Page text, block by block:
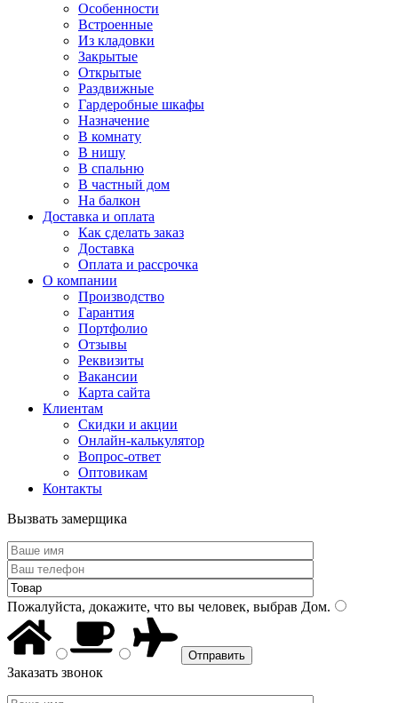
Особенности
Встроенные
Из кладовки
Закрытые
Открытые
Раздвижные
Гардеробные шкафы
Назначение
В комнату
В нишу
В спальню
В частный дом
На балкон
Доставка и оплата
Как сделать заказ
Доставка
Оплата и рассрочка
О компании
Производство
Гарантия
Портфолио
Отзывы
Реквизиты
Вакансии
Карта сайта
Клиентам
Скидки и акции
Онлайн-калькулятор
Вопрос-ответ
Оптовикам
Контакты
Вызвать замерщика
Пожалуйста, докажите, что вы человек, выбрав Дом.
Заказать звонок